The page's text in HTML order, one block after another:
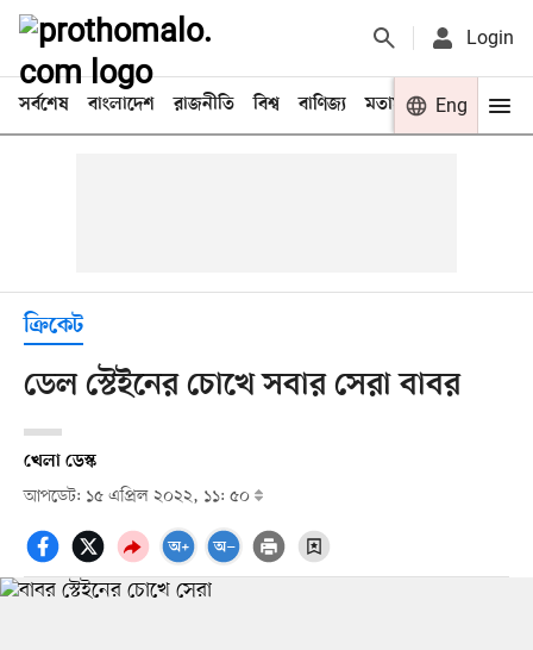
Login
সর্বশেষ বাংলাদেশ রাজনীতি বিশ্ব বাণিজ্য মতামত খেলা
Eng
ক্রিকেট
ডেল স্টেইনের চোখে সবার সেরা বাবর
খেলা ডেস্ক
আপডেট: ১৫ এপ্রিল ২০২২, ১১: ৫০